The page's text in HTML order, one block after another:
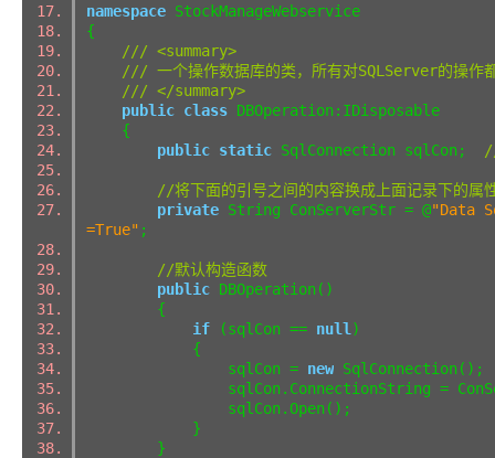
namespace StockManageWebservice
{
/// <summary>
/// 一个操作数据库的类，所有对SQLServer的操作
/// </summary>
public class DBOperation:IDisposable
{
public static SqlConnection sqlCon;
//将下面的引号之间的内容换成上面记录下的属
private String ConServerStr = @"Data
=True" ;
//默认构造函数
public DBOperation()
{
if (sqlCon == null )
{
sqlCon = new
sqlCon.ConnectionString =
sqlCon.Open();
}
}